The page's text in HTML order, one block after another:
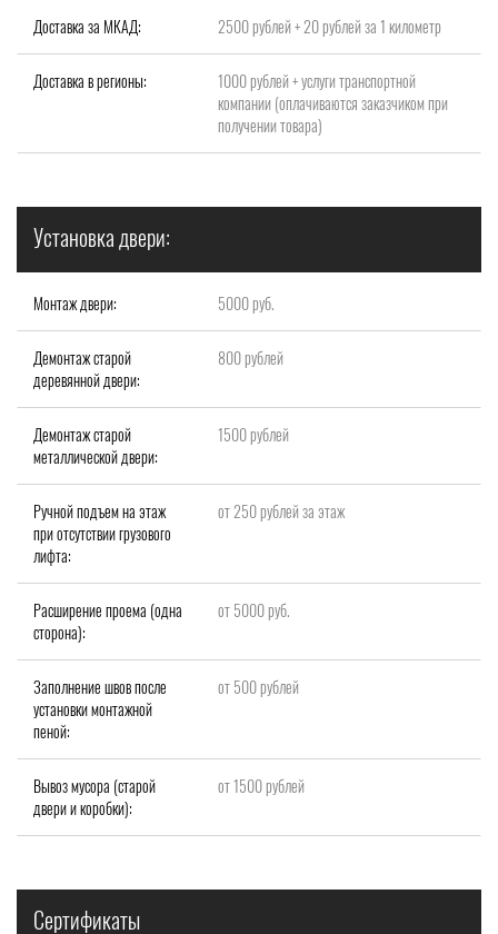
Доставка за МКАД: 2500 рублей + 20 рублей за 1 километр
Доставка в регионы:
1000 рублей + услуги транспортной
компании (оплачиваются заказчиком при
получении товара)
Установка двери:
Монтаж двери: 5000 руб.
Демонтаж старой
деревянной двери:
800 рублей
Демонтаж старой
металлической двери:
1500 рублей
Ручной подъем на этаж
при отсутствии грузового
лифта:
от 250 рублей за этаж
Расширение проема (одна
сторона):
от 5000 руб.
Заполнение швов после
установки монтажной
пеной:
от 500 рублей
Вывоз мусора (старой
двери и коробки):
от 1500 рублей
Сертификаты